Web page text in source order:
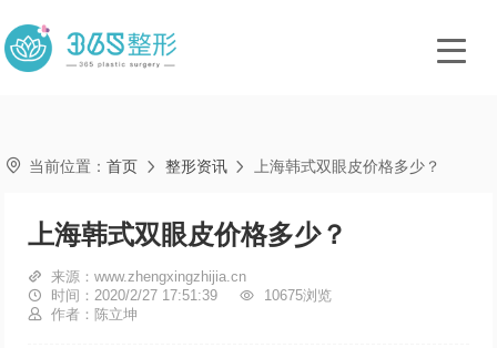
 当前位置：首页  整形资讯  上海韩式双眼皮价格多少？
上海韩式双眼皮价格多少？
 来源：www.zhengxingzhijia.cn
 时间：2020/2/27 17:51:39  10675浏览
 作者：陈立坤